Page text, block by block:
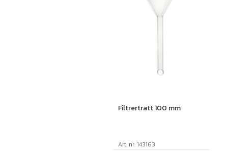
Filtrertratt 100 mm
Art. nr: 143163